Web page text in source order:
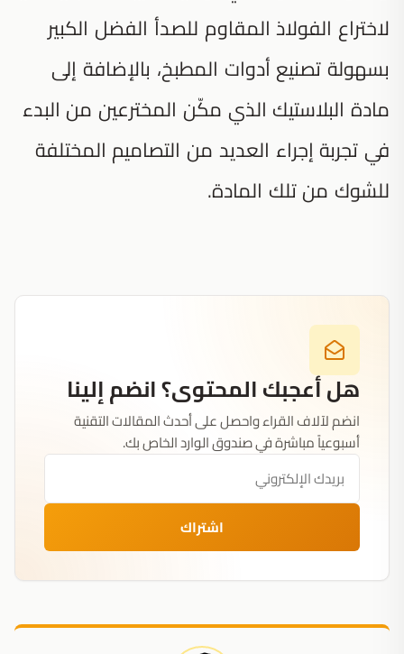
لاختراع الفولاذ المقاوم للصدأ الفضل الكبير
بسهولة تصنيع أدوات المطبخ، بالإضافة إلى
مادة البلاستيك الذي مكّن المخترعين من البدء
في تجربة إجراء العديد من التصاميم المختلفة
للشوك من تلك المادة.
هل أعجبك المحتوى؟ انضم إلينا
انضم لآلاف القراء واحصل على أحدث المقالات التقنية
أسبوعياً مباشرة في صندوق الوارد الخاص بك.
اشتراك